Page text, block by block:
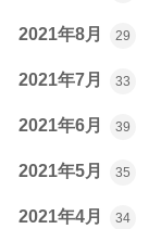
2021年8月 29
2021年7月 33
2021年6月 39
2021年5月 35
2021年4月 34